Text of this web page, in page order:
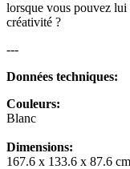
lorsque vous pouvez
créativité ?
---
Données techniques:
Couleurs:
Blanc
Dimensions:
167.6 x 133.6 x 87.6